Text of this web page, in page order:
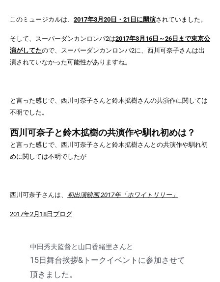
このミュージカルは、 2017年3月20日・21日に開演されていました。
そして、スーパーダンカンロンパ2は2017年3月16日～26日まで東京公
演がしてたので、スーパーダンカンロンパ2に、西川可奈子さんは出
演されていなかった可能性がありますね。
と言った感じで、西川可奈子さんと鈴木拡樹さんの共演作に関しては
不明でした。
西川可奈子と鈴木拡樹の共演作や馴れ初めは？
と言った感じで、西川可奈子さんと鈴木拡樹さんとの共演作や馴れ初
めに関しては不明でしたが
西川可奈子さんは、 初出演映画 2017年「ホワイトリリー」
2017年2月18日ブログ
中田秀夫監督と山口香緒里さんと
15日舞台挨拶&トークイベントに参加させて
頂きました。